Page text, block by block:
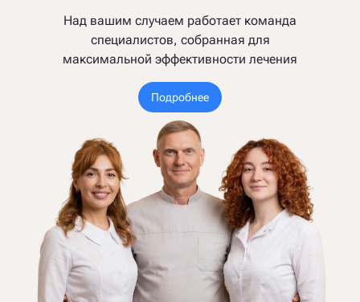
Над вашим случаем работает команда
специалистов, собранная для
максимальной эффективности лечения
Подробнее